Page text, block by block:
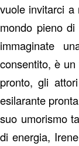
vuole invitarci
mondo pieno
immaginate
consentito, è
pronto, gli
esilarante
suo umorismo
di energia,